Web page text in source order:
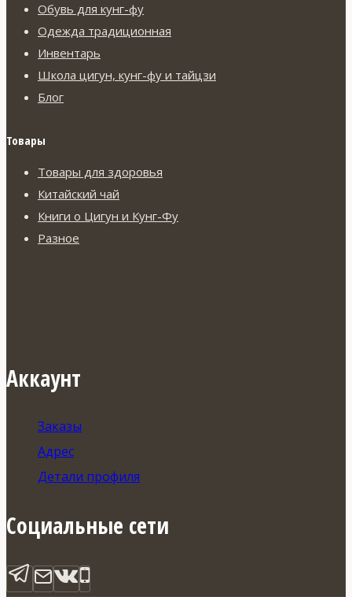
Обувь для кунг-фу
Одежда традиционная
Инвентарь
Школа цигун, кунг-фу и тайцзи
Блог
Товары
Товары для здоровья
Китайский чай
Книги о Цигун и Кунг-Фу
Разное
Аккаунт
Заказы
Адрес
Детали профиля
Социальные сети